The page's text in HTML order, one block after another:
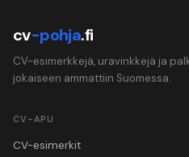
cv-pohja.fi
CV-esimerkkejä, uravinkkejä ja
jokaiseen ammattiin Suomessa.
CV-APU
CV-esimerkit